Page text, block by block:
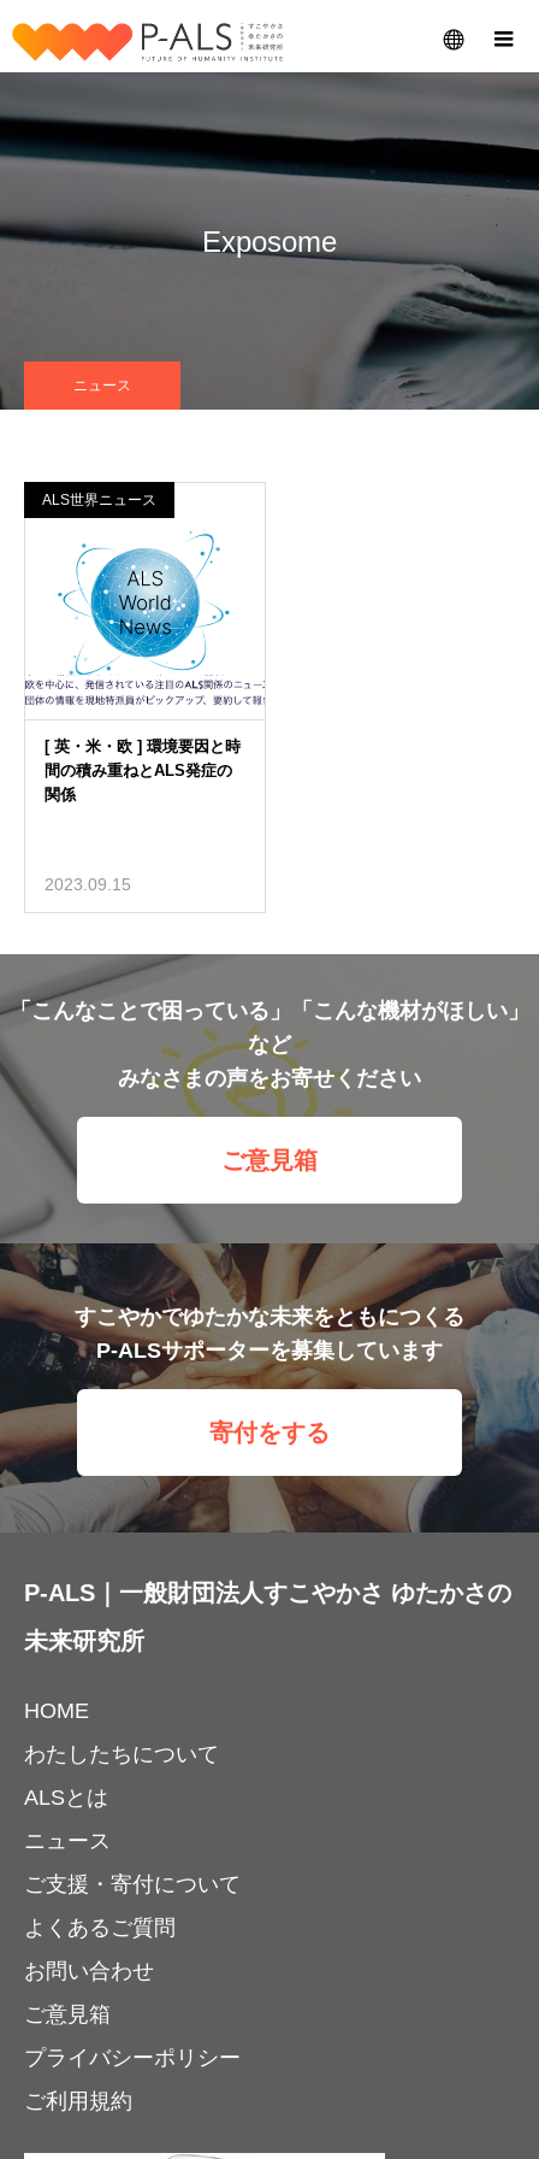
メニュー
Exposome
ニュース
ALS世界ニュース
2023.09.15
「こんなことで困っている」「こんな機材がほしい」
など
みなさまの声をお寄せください
ご意見箱
すこやかでゆたかな未来をともにつくる
P-ALSサポーターを募集しています
寄付をする
P-ALS｜一般財団法人すこやかさ ゆたかさの
未来研究所
HOME
わたしたちについて
ALSとは
ニュース
ご支援・寄付について
よくあるご質問
お問い合わせ
ご意見箱
プライバシーポリシー
ご利用規約